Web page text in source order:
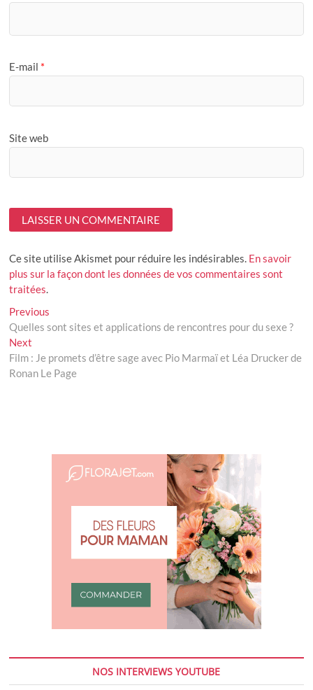
E-mail *
Site web
Ce site utilise Akismet pour réduire les indésirables. En savoir
plus sur la façon dont les données de vos commentaires sont
traitées.
Navigation
de
l’article
Previous
post:
Quelles sont sites et applications de rencontres pour du sexe ?
Next
post:
Film : Je promets d’être sage avec Pio Marmaï et Léa Drucker de
Ronan Le Page
NOS INTERVIEWS YOUTUBE